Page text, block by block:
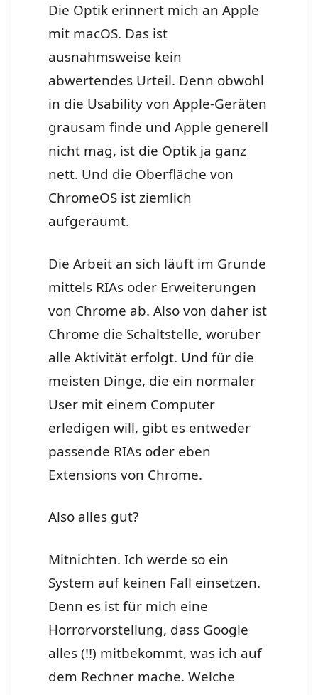
Die Optik erinnert mich an Apple
mit macOS. Das ist
ausnahmsweise kein
abwertendes Urteil. Denn obwohl
in die Usability von Apple-Geräten
grausam finde und Apple generell
nicht mag, ist die Optik ja ganz
nett. Und die Oberfläche von
ChromeOS ist ziemlich
aufgeräumt.
Die Arbeit an sich läuft im Grunde
mittels RIAs oder Erweiterungen
von Chrome ab. Also von daher ist
Chrome die Schaltstelle, worüber
alle Aktivität erfolgt. Und für die
meisten Dinge, die ein normaler
User mit einem Computer
erledigen will, gibt es entweder
passende RIAs oder eben
Extensions von Chrome.
Also alles gut?
Mitnichten. Ich werde so ein
System auf keinen Fall einsetzen.
Denn es ist für mich eine
Horrorvorstellung, dass Google
alles (!!) mitbekommt, was ich auf
dem Rechner mache. Welche